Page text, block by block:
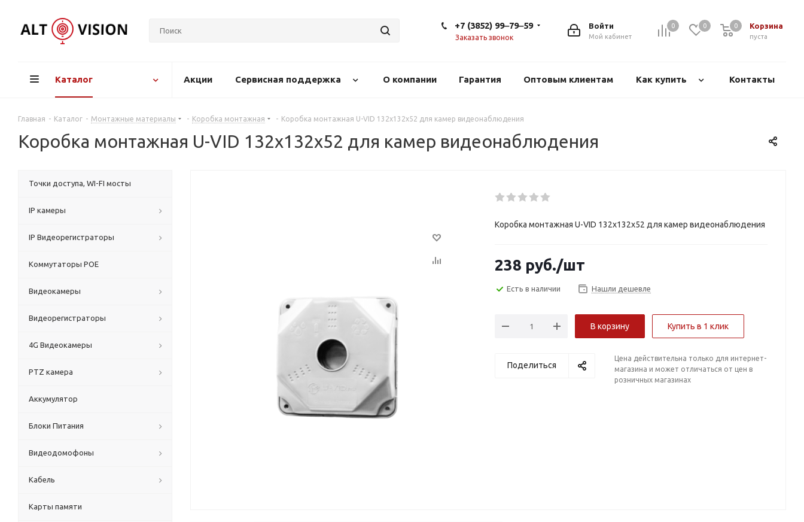
0 0 Корзина
пуста
0
Войти
Мой кабинет
+7 (3852) 99‒79‒59
Заказать звонок
Каталог Акции Сервисная поддержка О компании Гарантия Оптовым клиентам Как купить Контакты
Главная - Каталог - Монтажные материалы - Коробка монтажная - Коробка монтажная U-VID 132х132х52 для камер видеонаблюдения
Коробка монтажная U-VID 132х132х52 для камер видеонаблюдения
Коробка монтажная U-VID 132х132х52 для камер видеонаблюдения
238 руб./шт
Есть в наличии Нашли дешевле
В корзину Купить в 1 клик
Поделиться
Цена действительна только для интернет-
магазина и может отличаться от цен в
розничных магазинах
Точки доступа, WI-FI мосты
IP камеры
IP Видеорегистраторы
Коммутаторы POE
Видеокамеры
Видеорегистраторы
4G Видеокамеры
PTZ камера
Аккумулятор
Блоки Питания
Видеодомофоны
Кабель
Карты памяти